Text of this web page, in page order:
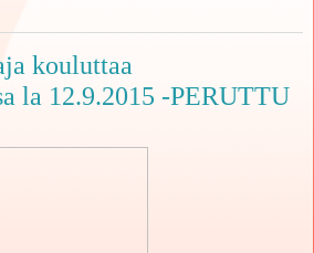
kouluttaa
la 12.9.2015 -PERUTTU